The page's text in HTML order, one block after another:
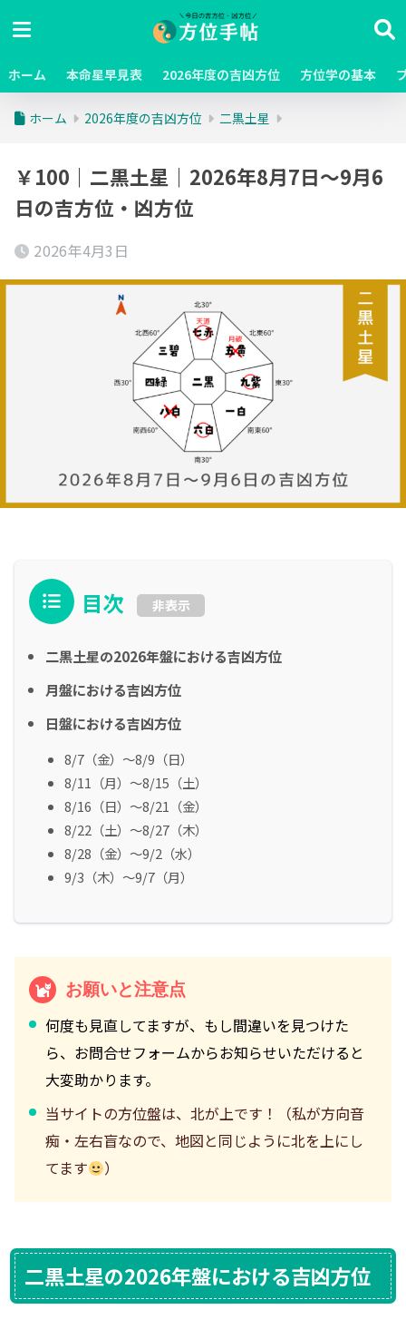
ホーム 本命星早見表 2026年度の吉凶方位 方位学の基本
ホーム 2026年度の吉凶方位 二黒土星
￥100｜二黒土星｜2026年8月7日～9月6
日の吉方位・凶方位
2026年4月3日
目次 非表示
二黒土星の2026年盤における吉凶方位
月盤における吉凶方位
日盤における吉凶方位
8/7（金）～8/9（日）
8/11（月）～8/15（土）
8/16（日）～8/21（金）
8/22（土）～8/27（木）
8/28（金）～9/2（水）
9/3（木）～9/7（月）
お願いと注意点
何度も見直してますが、もし間違いを見つけた
ら、お問合せフォームからお知らせいただけると
大変助かります。
当サイトの方位盤は、北が上です！（私が方向音
痴・左右盲なので、地図と同じように北を上にし
てます
）
二黒土星の2026年盤における吉凶方位